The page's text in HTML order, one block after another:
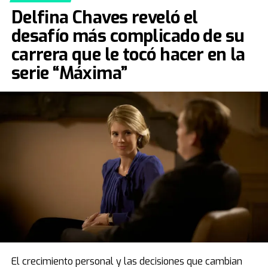
Delfina Chaves reveló el
desafío más complicado de su
carrera que le tocó hacer en la
serie “Máxima”
El crecimiento personal y las decisiones que cambian